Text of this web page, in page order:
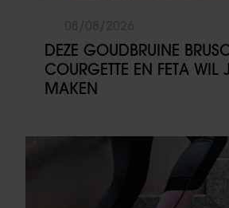
DEZE GOUDBRUINE
COURGETTE EN FETA WIL
MAKEN